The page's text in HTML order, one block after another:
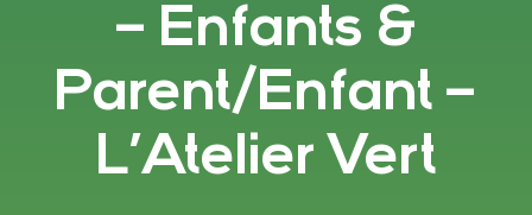
– Enfants &
Parent/Enfant –
L’Atelier Vert